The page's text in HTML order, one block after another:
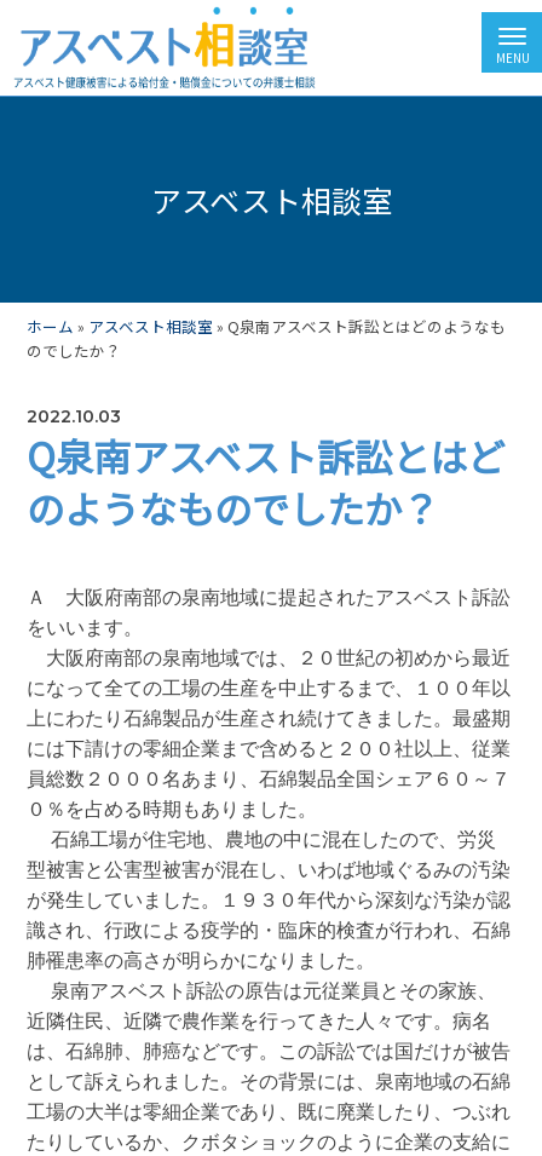
アスベスト相談室
ホーム » アスベスト相談室 »Q泉南アスベスト訴訟とはどのようなも
のでしたか？
2022.10.03
Q泉南アスベスト訴訟とはど
のようなものでしたか？
Ａ　大阪府南部の泉南地域に提起されたアスベスト訴訟
をいいます。
大阪府南部の泉南地域では、２０世紀の初めから最近
になって全ての工場の生産を中止するまで、１００年以
上にわたり石綿製品が生産され続けてきました。最盛期
には下請けの零細企業まで含めると２００社以上、従業
員総数２０００名あまり、石綿製品全国シェア６０～７
０％を占める時期もありました。
  石綿工場が住宅地、農地の中に混在したので、労災
型被害と公害型被害が混在し、いわば地域ぐるみの汚染
が発生していました。１９３０年代から深刻な汚染が認
識され、行政による疫学的・臨床的検査が行われ、石綿
肺罹患率の高さが明らかになりました。
近隣住民、近隣で農作業を行ってきた人々です。病名
は、石綿肺、肺癌などです。この訴訟では国だけが被告
として訴えられました。その背景には、泉南地域の石綿
工場の大半は零細企業であり、既に廃業したり、つぶれ
たりしているか、クボタショックのように企業の支給に